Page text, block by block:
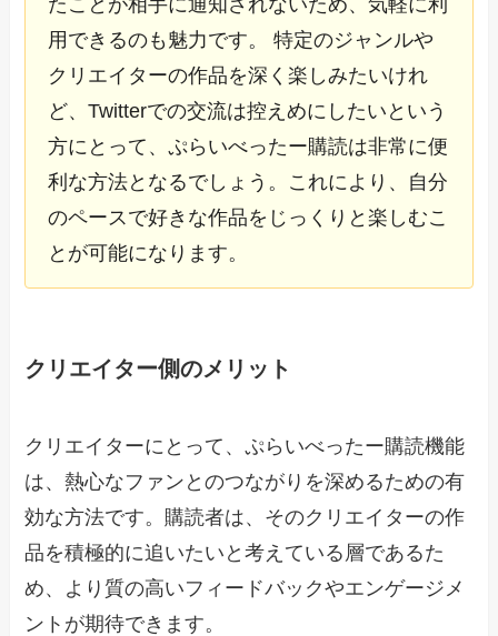
たことが相手に通知されないため、気軽に利
用できるのも魅力です。 特定のジャンルや
クリエイターの作品を深く楽しみたいけれ
ど、Twitterでの交流は控えめにしたいという
方にとって、ぷらいべったー購読は非常に便
利な方法となるでしょう。これにより、自分
のペースで好きな作品をじっくりと楽しむこ
とが可能になります。
クリエイター側のメリット
クリエイターにとって、ぷらいべったー購読機能
は、熱心なファンとのつながりを深めるための有
効な方法です。購読者は、そのクリエイターの作
品を積極的に追いたいと考えている層であるた
め、より質の高いフィードバックやエンゲージメ
ントが期待できます。